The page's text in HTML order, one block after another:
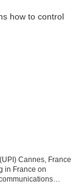
Cannes, France
in France on